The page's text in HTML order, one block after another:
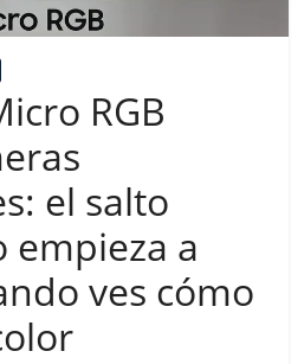
RGB
el salto
empieza a
ves cómo